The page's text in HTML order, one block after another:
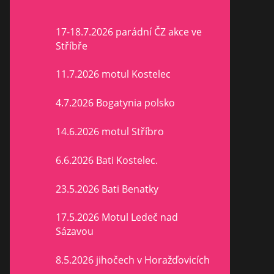
17-18.7.2026 parádní ČZ akce ve
Stříbře
11.7.2026 motul Kostelec
4.7.2026 Bogatynia polsko
14.6.2026 motul Stříbro
6.6.2026 Bati Kostelec.
23.5.2026 Bati Benatky
17.5.2026 Motul Ledeč nad
Sázavou
8.5.2026 jihočech v Horažďovicích